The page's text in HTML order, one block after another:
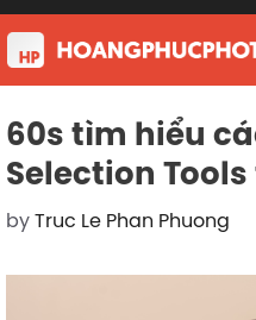
Skip
to
content
60s tìm hiểu
Selection
byTruc Le Phan Phuong